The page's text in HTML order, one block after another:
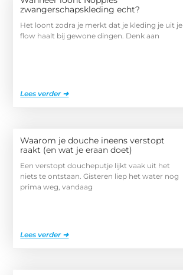
zwangerschapskleding echt?
Het loont zodra je merkt dat je kleding je uit je
flow haalt bij gewone dingen. Denk aan
Lees verder ➜
Waarom je douche ineens verstopt
raakt (en wat je eraan doet)
Een verstopt doucheputje lijkt vaak uit het
niets te ontstaan. Gisteren liep het water nog
prima weg, vandaag
Lees verder ➜